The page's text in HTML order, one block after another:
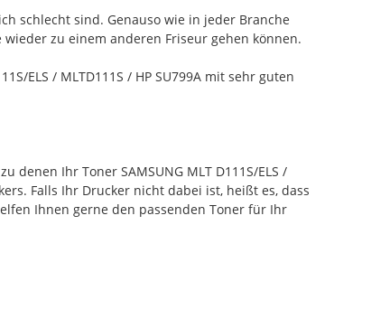
schlecht sind. Genauso wie in jeder Branche
zu einem anderen Friseur gehen können.
ELS / MLTD111S / HP SU799A mit sehr guten
Ihr Toner SAMSUNG MLT D111S/ELS /
Falls Ihr Drucker nicht dabei ist, heißt es, dass
Ihnen gerne den passenden Toner für Ihr